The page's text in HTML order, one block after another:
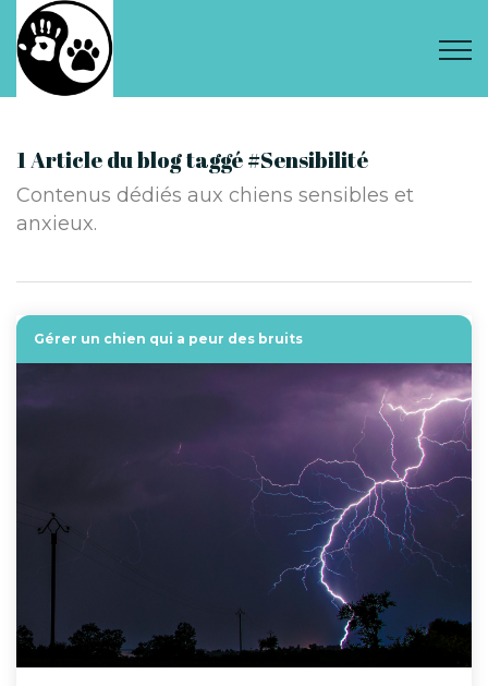
1 Article du blog taggé #Sensibilité
Contenus dédiés aux chiens sensibles et
anxieux.
Gérer un chien qui a peur des bruits